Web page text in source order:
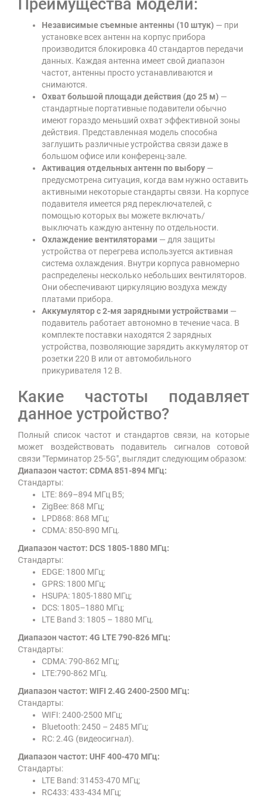
Преимущества модели:
Независимые съемные антенны (10 штук) — при
установке всех антенн на корпус прибора
производится блокировка 40 стандартов передачи
данных. Каждая антенна имеет свой диапазон
частот, антенны просто устанавливаются и
снимаются.
Охват большой площади действия (до 25 м) —
стандартные портативные подавители обычно
имеют гораздо меньший охват эффективной зоны
действия. Представленная модель способна
заглушить различные устройства связи даже в
большом офисе или конференц-зале.
Активация отдельных антенн по выбору —
предусмотрена ситуация, когда вам нужно оставить
активными некоторые стандарты связи. На корпусе
подавителя имеется ряд переключателей, с
помощью которых вы можете включать/
выключать каждую антенну по отдельности.
Охлаждение вентиляторами — для защиты
устройства от перегрева используется активная
система охлаждения. Внутри корпуса равномерно
распределены несколько небольших вентиляторов.
Они обеспечивают циркуляцию воздуха между
платами прибора.
Аккумулятор с 2-мя зарядными устройствами —
подавитель работает автономно в течение часа. В
комплекте поставки находятся 2 зарядных
устройства, позволяющие зарядить аккумулятор от
розетки 220 В или от автомобильного
прикуривателя 12 В.
Какие частоты подавляет
данное устройство?
Полный список частот и стандартов связи, на которые
может воздействовать подавитель сигналов сотовой
связи "Терминатор 25-5G", выглядит следующим образом:
Диапазон частот: CDMA 851-894 МГц:
Стандарты:
LTE: 869–894 МГц B5;
ZigBee: 868 МГц;
LPD868: 868 МГц;
CDMA: 850-890 МГц.
Диапазон частот: DCS 1805-1880 МГц:
Стандарты:
EDGE: 1800 МГц;
GPRS: 1800 МГц;
HSUPA: 1805-1880 МГц;
DCS: 1805–1880 МГц;
LTE Band 3: 1805 – 1880 МГц.
Диапазон частот: 4G LTE 790-826 МГц:
Стандарты:
CDMA: 790-862 МГц;
LTE:790-862 МГц.
Диапазон частот: WIFI 2.4G 2400-2500 МГц:
Стандарты:
WIFI: 2400-2500 МГц;
Bluetooth: 2450 – 2485 МГц;
RC: 2.4G (видеосигнал).
Диапазон частот: UHF 400-470 МГц:
Стандарты:
LTE Band: 31453-470 МГц;
RC433: 433-434 МГц;